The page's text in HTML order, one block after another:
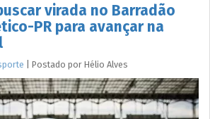
virada no Barradão
PR para avançar na
Postado por Hélio Alves